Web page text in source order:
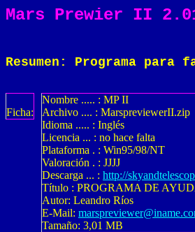
Mars Prewier II
Resumen: Programa
Ficha:
Nombre ..... : MP II
Archivo .... : MarspreviewerII.zip
Idioma ..... : Inglés
Licencia ... : no hace falta
Plataforma . : Win95/98/NT
Valoración . : JJJJ
Descarga ... : http://
Título : PROGRAMA DE
Autor: Leandro Ríos
E-Mail:
Tamaño: 3,01 MB